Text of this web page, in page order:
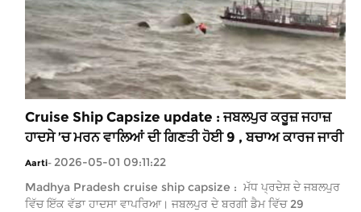
Cruise Ship Capsize update : ਜਬਲਪੁਰ ਕਰੂਜ਼ ਜਹਾਜ਼
ਹਾਦਸੇ ’ਚ ਮਰਨ ਵਾਲਿਆਂ ਦੀ ਗਿਣਤੀ ਹੋਈ 9 , ਬਚਾਅ ਕਾਰਜ ਜਾਰੀ
Aarti- 2026-05-01 09:11:22
Madhya Pradesh cruise ship capsize : ਮੱਧ ਪ੍ਰਦੇਸ਼ ਦੇ ਜਬਲਪੁਰ
ਵਿੱਚ ਇੱਕ ਵੱਡਾ ਹਾਦਸਾ ਵਾਪਰਿਆ। ਜਬਲਪੁਰ ਦੇ ਬਰਗੀ ਡੈਮ ਵਿੱਚ 29